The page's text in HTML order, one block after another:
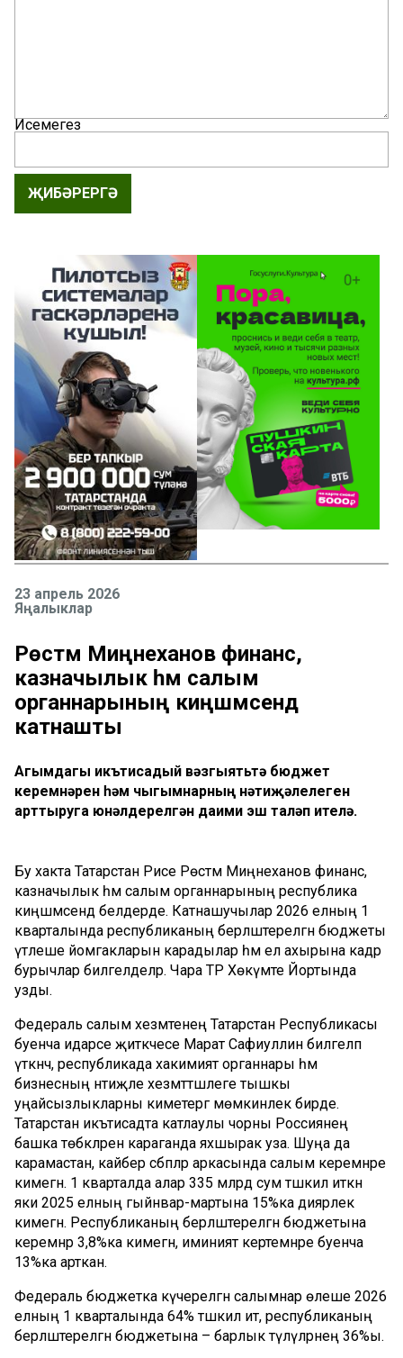
Исемегез
ҖИБӘРЕРГӘ
23 апрель 2026
Яңалыклар
Рөстәм Миңнеханов финанс,
казначылык һәм салым
органнарының киңәшмәсендә
катнашты
Агымдагы икътисадый вәзгыятьтә бюджет
керемнәрен һәм чыгымнарның нәтиҗәлелеген
арттыруга юнәлдерелгән даими эш таләп ителә.
Бу хакта Татарстан Рәисе Рөстәм Миңнеханов финанс,
казначылык һәм салым органнарының республика
киңәшмәсендә белдерде. Катнашучылар 2026 елның 1
кварталында республиканың берләштерелгән бюджеты
үтәлеше йомгакларын карадылар һәм ел ахырына кадәр
бурычлар билгеләделәр. Чара ТР Хөкүмәте Йортында
узды.
Федераль салым хезмәтенең Татарстан Республикасы
буенча идарәсе җитәкчесе Марат Сафиуллин билгеләп
үткәнчә, республикада хакимият органнары һәм
бизнесның нәтиҗәле хезмәттәшлеге тышкы
уңайсызлыкларны киметергә мөмкинлек бирде.
Татарстан икътисадта катлаулы чорны Россиянең
башка төбәкләренә караганда яхшырак уза. Шуңа да
карамастан, кайбер сәбәпләр аркасында салым керемнәре
кимегән. 1 кварталда алар 335 млрд сум тәшкил иткән
яки 2025 елның гыйнвар-мартына 15%ка диярлек
кимегән. Республиканың берләштерелгән бюджетына
керемнәр 3,8%ка кимегән, иминият кертемнәре буенча
13%ка арткан.
Федераль бюджетка күчерелгән салымнар өлеше 2026
елның 1 кварталында 64% тәшкил итә, республиканың
берләштерелгән бюджетына – барлык түләүләрнең 36%ы.